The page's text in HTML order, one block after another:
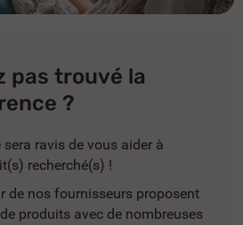
pas trouvé la
?
ravis de vous aider à
recherché(s) !
de nos fournisseurs proposent
produits avec de nombreuses